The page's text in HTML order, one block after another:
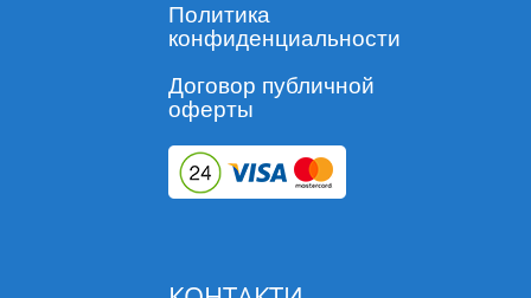
Политика
конфиденциальности
Договор публичной
оферты